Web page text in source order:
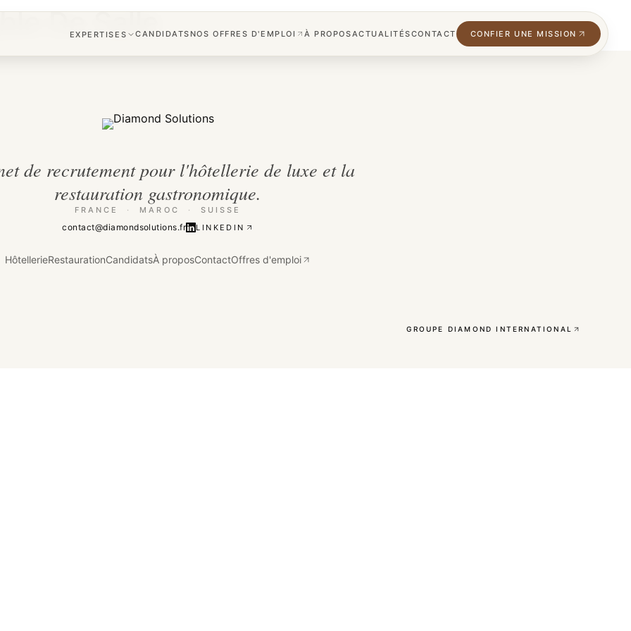
EXPERTISES CANDIDATS NOS OFFRES D'EMPLOI À PROPOSACTUALITÉSCONTACT CONFIER UNE MISSION
De Salle
de recrutement pour l'hôtellerie de luxe et la
restauration gastronomique.
FRANCE · MAROC · SUISSE
contact@diamondsolutions.fr LINKEDIN
HôtellerieRestaurationCandidatsÀ proposContactOffres d'emploi
GROUPE DIAMOND INTERNATIONAL